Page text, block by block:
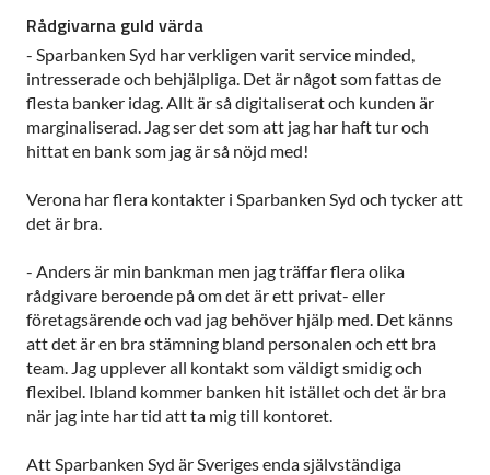
Rådgivarna guld värda
- Sparbanken Syd har verkligen varit service minded,
intresserade och behjälpliga. Det är något som fattas de
flesta banker idag. Allt är så digitaliserat och kunden är
marginaliserad. Jag ser det som att jag har haft tur och
hittat en bank som jag är så nöjd med!
Verona har flera kontakter i Sparbanken Syd och tycker att
det är bra.
- Anders är min bankman men jag träffar flera olika
rådgivare beroende på om det är ett privat- eller
företagsärende och vad jag behöver hjälp med. Det känns
att det är en bra stämning bland personalen och ett bra
team. Jag upplever all kontakt som väldigt smidig och
flexibel. Ibland kommer banken hit istället och det är bra
när jag inte har tid att ta mig till kontoret.
Att Sparbanken Syd är Sveriges enda självständiga